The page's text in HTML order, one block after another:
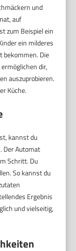
und
auf
zum Beispiel ein
ein milderes
bekommen. Die
dir,
auszuprobieren.
Küche.
kannst du
Der Automat
Schritt. Du
So kannst du
Ergebnis
und vielseitig,